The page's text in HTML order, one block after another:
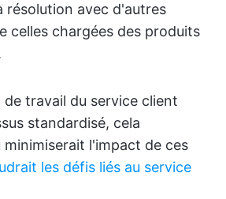
résolution avec d'autres
celles chargées des produits
de travail du service client
standardisé, cela
l'impact de ces
les défis liés au service